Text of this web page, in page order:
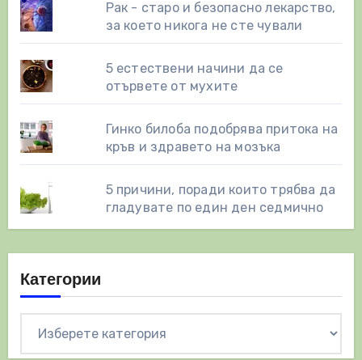
Рак - старо и безопасно лекарство,
за което никога не сте чували
5 естествени начини да се
отървете от мухите
Гинко билоба подобрява притока на
кръв и здравето на мозъка
5 причини, поради които трябва да
гладувате по един ден седмично
Категории